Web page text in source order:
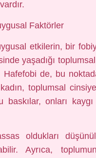
Faktörler
etkilerin, bir
yaşadığı
de, bu
toplumsal
onları kaygı
oldukları
Ayrıca,